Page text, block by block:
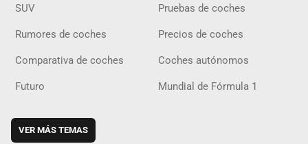
SUV Pruebas de coches
Rumores de coches Precios de coches
Comparativa de coches Coches autónomos
Futuro Mundial de Fórmula 1
VER MÁS TEMAS